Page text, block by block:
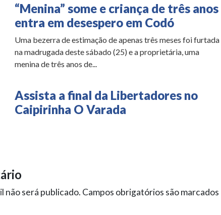
“Menina” some e criança de três anos
entra em desespero em Codó
Uma bezerra de estimação de apenas três meses foi furtada
na madrugada deste sábado (25) e a proprietária, uma
menina de três anos de...
Assista a final da Libertadores no
Caipirinha O Varada
não será publicado. Campos obrigatórios são marcados